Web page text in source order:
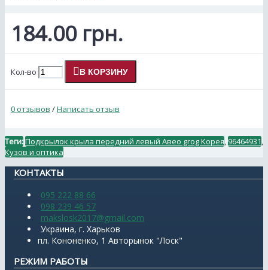
184.00 грн.
Кол-во В КОРЗИНУ
0 отзывов /Написать отзыв
Теги:Подкрылок крыла передний левый Авео grog Корея 96464931
Кузов и оптика
КОНТАКТЫ
095 222 88 66
098 239 46 57
makslosk2017@gmail.com
Украина, г. Харьков
пл. Кононенко, 1 Авторынок "Лоск"
РЕЖИМ РАБОТЫ